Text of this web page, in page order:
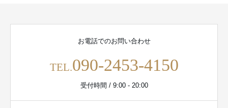
お電話でのお問い合わせ
TEL.090-2453-4150
受付時間 / 9:00 - 20:00